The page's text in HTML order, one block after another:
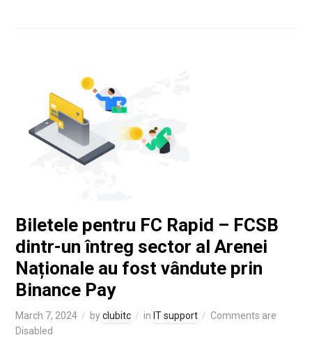
Biletele pentru FC Rapid – FCSB
dintr-un întreg sector al Arenei
Naționale au fost vândute prin
Binance Pay
March 7, 2024 byclubitc in IT support
Comments are
Disabled